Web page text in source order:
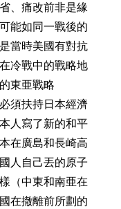
、痛改前非是緣
能如同一戰後的
當時美國有對抗
冷戰中的戰略地
東亜戰略
須扶持日本經濟
人寫了新的和平
在廣島和長崎高
人自己丟的原子
（中東和南亜在
在撤離前所劃的